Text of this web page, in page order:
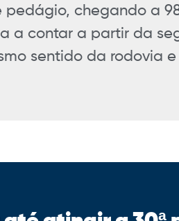
pedágio, chegando a
a contar a partir da
sentido da rodovia